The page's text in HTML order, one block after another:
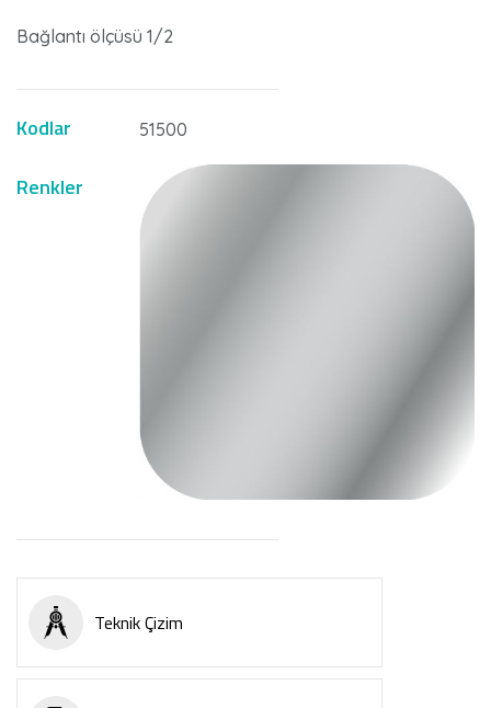
Bağlantı ölçüsü 1/2
Kodlar 51500
Renkler
Teknik Çizim